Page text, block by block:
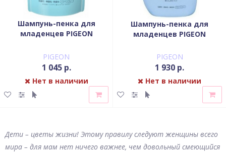
Шампунь-пенка для
младенцев PIGEON
PIGEON
1 045 р.
Нет в наличии
Шампунь-пенка для
младенцев PIGEON
PIGEON
1 930 р.
Нет в наличии
Дети – цветы жизни! Этому правилу следуют женщины всего
мира – для мам нет ничего важнее, чем довольный смеющийся